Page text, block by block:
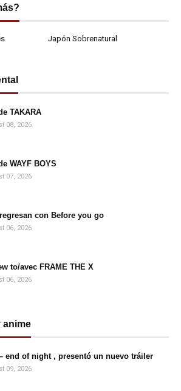
Japón Sobrenatural
TAKARA
08, 2026
WAYF BOYS
07, 2026
regresan con Before you go
06, 2026
to/avec FRAME THE X
06, 2026
anime
end of night , presentó un nuevo tráiler
09, 2026